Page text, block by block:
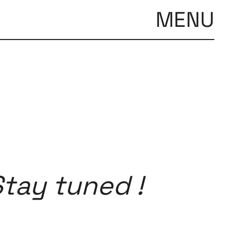
MENU
Festival
26 tuned !